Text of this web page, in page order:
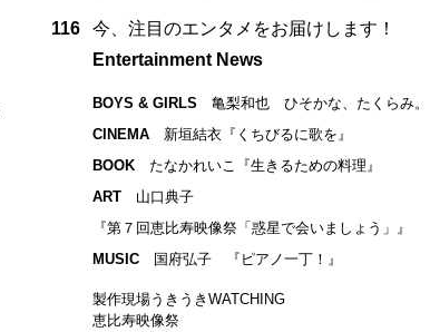
116
今、注目のエンタメをお届けします！
Entertainment News
BOYS & GIRLS 亀梨和也 ひそかな、たくらみ。
CINEMA新垣結衣『くちびるに歌を』
BOOKたなかれいこ『生きるための料理』
ART山口典子
『第７回恵比寿映像祭「惑星で会いましょう」』
MUSIC国府弘子 『ピアノ一丁！』
製作現場うきうきWATCHING
恵比寿映像祭